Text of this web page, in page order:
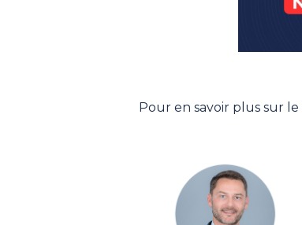
Pour en savoir plus sur le